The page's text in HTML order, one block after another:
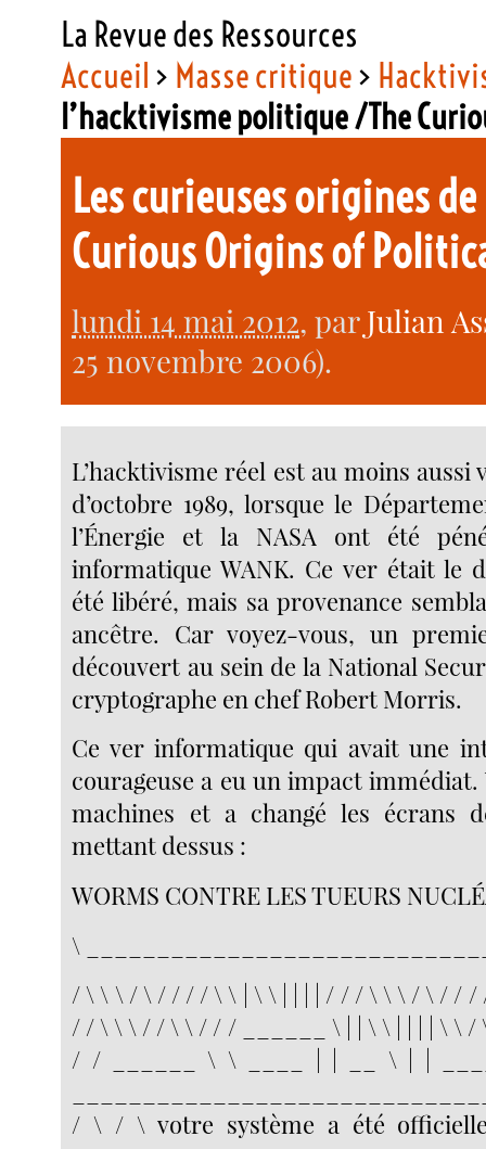
La Revue des Ressources
Accueil > Masse critique>
l’hacktivisme politique /The
Les curieuses origines
Curious Origins of
lundi 14 mai 2012, parJulian
25 novembre 2006).
L’hacktivisme réel est au moins aussi
d’octobre 1989, lorsque le
l’Énergie et la NASA ont été
informatique WANK. Ce ver était le
été libéré, mais sa provenance
ancêtre. Car voyez-vous, un
découvert au sein de la National
cryptographe en chef Robert Morris.
Ce ver informatique qui avait une
courageuse a eu un impact immédiat.
machines et a changé les écrans
mettant dessus :
WORMS CONTRE LES TUEURS
\
/ \ \ \ / \ / / / / \ \ | \ \ | | | | / / / \ \ \ / \ / / /
/ / \ \ \ / / \ \ / / / ______ \ | | \ \ | | | | \ \
/ / ______ \ \ ____ | | __ \ | |
/ \ / \ votre système a été